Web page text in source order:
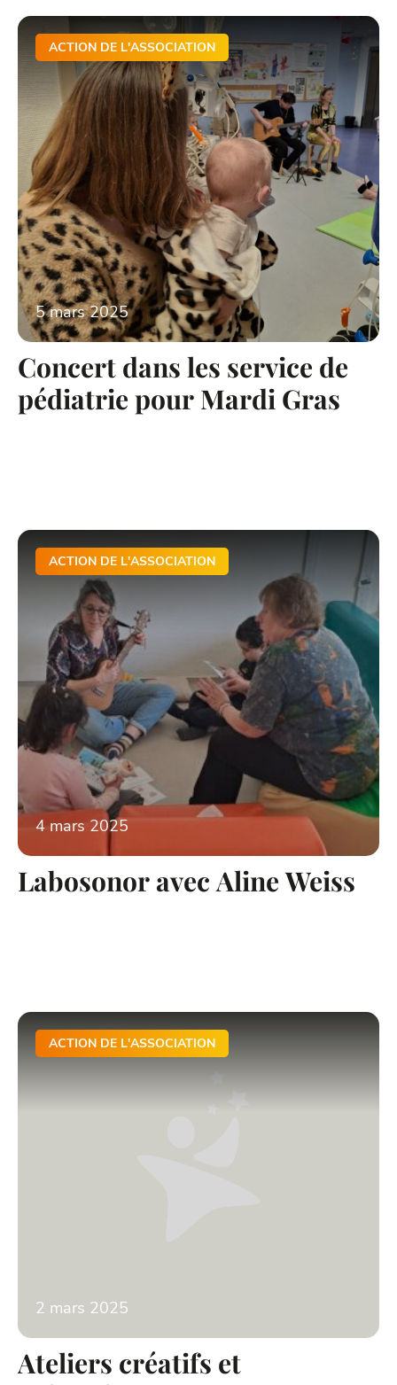
ACTION DE L'ASSOCIATION
5 mars 2025
Concert dans les service de
pédiatrie pour Mardi Gras
ACTION DE L'ASSOCIATION
4 mars 2025
Labosonor avec Aline Weiss
ACTION DE L'ASSOCIATION
2 mars 2025
Ateliers créatifs et